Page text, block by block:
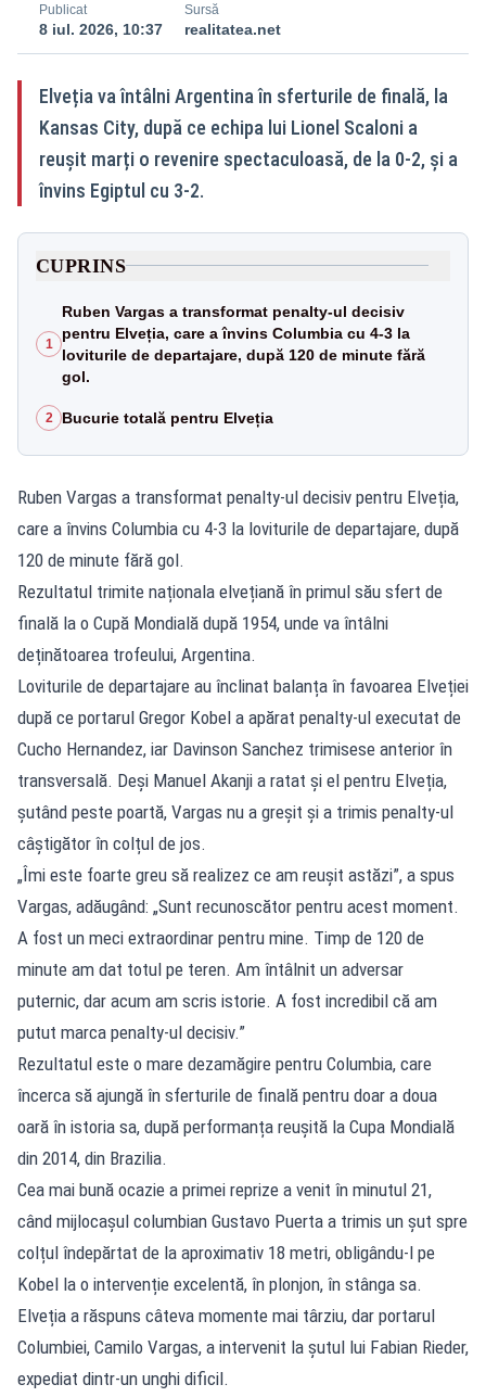
Publicat
8 iul. 2026, 10:37
Sursă
realitatea.net
Elveția va întâlni Argentina în sferturile de finală, la
Kansas City, după ce echipa lui Lionel Scaloni a
reușit marți o revenire spectaculoasă, de la 0-2, și a
învins Egiptul cu 3-2.
CUPRINS
1
Ruben Vargas a transformat penalty-ul decisiv
pentru Elveția, care a învins Columbia cu 4-3 la
loviturile de departajare, după 120 de minute fără
gol.
2 Bucurie totală pentru Elveția
Ruben Vargas a transformat penalty-ul decisiv pentru Elveția,
care a învins Columbia cu 4-3 la loviturile de departajare, după
120 de minute fără gol.
Rezultatul trimite naționala elvețiană în primul său sfert de
finală la o Cupă Mondială după 1954, unde va întâlni
deținătoarea trofeului, Argentina.
Loviturile de departajare au înclinat balanța în favoarea Elveției
după ce portarul Gregor Kobel a apărat penalty-ul executat de
Cucho Hernandez, iar Davinson Sanchez trimisese anterior în
transversală. Deși Manuel Akanji a ratat și el pentru Elveția,
șutând peste poartă, Vargas nu a greșit și a trimis penalty-ul
câștigător în colțul de jos.
„Îmi este foarte greu să realizez ce am reușit astăzi”, a spus
Vargas, adăugând: „Sunt recunoscător pentru acest moment.
A fost un meci extraordinar pentru mine. Timp de 120 de
minute am dat totul pe teren. Am întâlnit un adversar
puternic, dar acum am scris istorie. A fost incredibil că am
putut marca penalty-ul decisiv.”
Rezultatul este o mare dezamăgire pentru Columbia, care
încerca să ajungă în sferturile de finală pentru doar a doua
oară în istoria sa, după performanța reușită la Cupa Mondială
din 2014, din Brazilia.
Cea mai bună ocazie a primei reprize a venit în minutul 21,
când mijlocașul columbian Gustavo Puerta a trimis un șut spre
colțul îndepărtat de la aproximativ 18 metri, obligându-l pe
Kobel la o intervenție excelentă, în plonjon, în stânga sa.
Elveția a răspuns câteva momente mai târziu, dar portarul
Columbiei, Camilo Vargas, a intervenit la șutul lui Fabian Rieder,
expediat dintr-un unghi dificil.